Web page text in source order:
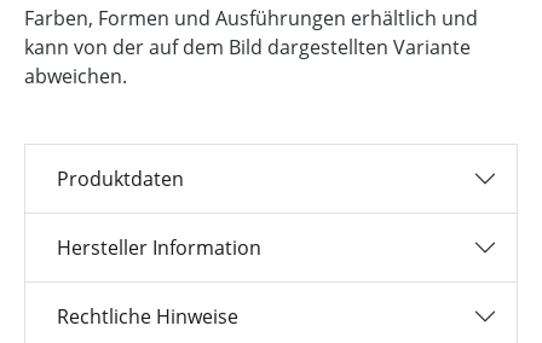
Farben, Formen und Ausführungen erhältlich und
kann von der auf dem Bild dargestellten Variante
abweichen.
Produktdaten
Hersteller Information
Rechtliche Hinweise